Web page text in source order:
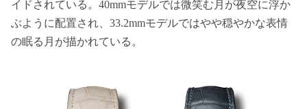
イドされている。40mmモデルでは微笑む月が夜空に浮か
ぶように配置され、33.2mmモデルではやや穏やかな表情
の眠る月が描かれている。